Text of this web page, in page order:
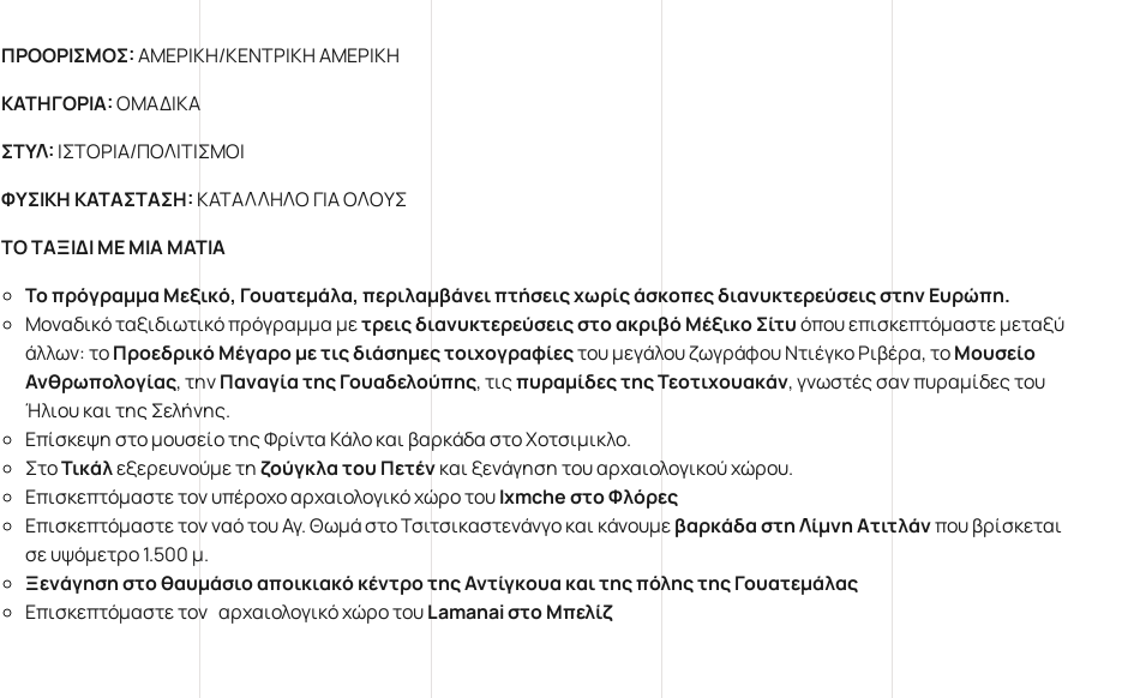
ΠΡΟΟΡΙΣΜΟΣ:ΑΜΕΡΙΚΗ/ΚΕΝΤΡΙΚΗ ΑΜΕΡΙΚΗ
ΚΑΤΗΓΟΡΙΑ:ΟΜΑΔΙΚΑ
ΣΤΥΛ: ΙΣΤΟΡΙΑ/ΠΟΛΙΤΙΣΜΟΙ
ΦΥΣΙΚΗ ΚΑΤΑΣΤΑΣΗ: ΚΑΤΑΛΛΗΛΟ ΓΙΑ ΟΛΟΥΣ
ΤΟ ΤΑΞΙΔΙ ΜΕ ΜΙΑ ΜΑΤΙΑ
Το πρόγραμμα Μεξικό, Γουατεμάλα, περιλαμβάνει πτήσεις χωρίς άσκοπες διανυκτερεύσεις στην Ευρώπη.
Μοναδικό ταξιδιωτικό πρόγραμμα μετρειςδιανυκτερεύσεις στο ακριβό Μέξικο Σίτυόπου επισκεπτόμαστε μεταξύ
άλλων: τοΠροεδρικό Μέγαρο με τις διάσημες τοιχογραφίεςτου μεγάλου ζωγράφου Ντιέγκο Ριβέρα, τοΜουσείο
Ανθρωπολογίας, τηνΠαναγία της Γουαδελούπης, τιςπυραμίδες της Τεοτιχουακάν, γνωστές σαν πυραμίδες του
Ήλιου και της Σελήνης.
Επίσκεψη στο μουσείο της Φρίντα Κάλο και βαρκάδα στο Χοτσιμικλο.
ΣτοΤικάλεξερευνούμε τηζούγκλα του Πετένκαι ξενάγηση του αρχαιολογικού χώρου.
Επισκεπτόμαστε τον υπέροχο αρχαιολογικό χώρο τουIxmcheστο Φλόρες
Επισκεπτόμαστε τον ναό του Αγ. Θωμά στο Τσιτσικαστενάνγο και κάνουμεβαρκάδα στη Λίμνη Ατιτλάνπου βρίσκεται
σε υψόμετρο 1.500 μ.
Ξενάγηση στο θαυμάσιο αποικιακό κέντρο της Αντίγκουα και της πόλης της Γουατεμάλας
Επισκεπτόμαστε τον αρχαιολογικό χώρο τουLamanaiστο Μπελίζ